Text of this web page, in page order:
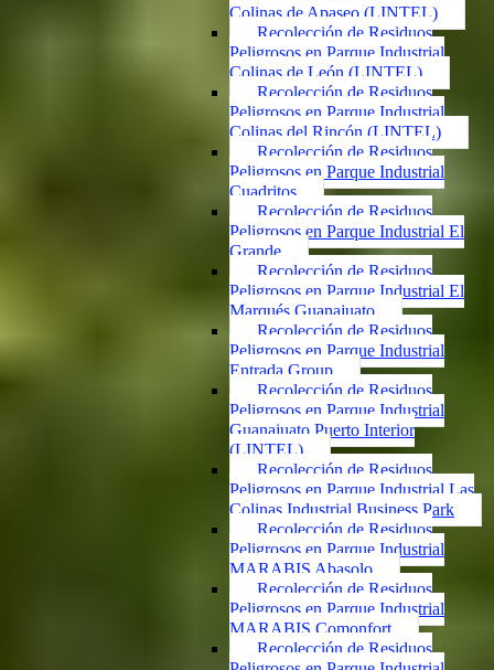
Colinas de Apaseo (LINTEL)
Recolección de Residuos
Peligrosos en Parque Industrial
Colinas de León (LINTEL)
Recolección de Residuos
Peligrosos en Parque Industrial
Colinas del Rincón (LINTEL)
Recolección de Residuos
Peligrosos en Parque Industrial
Cuadritos
Recolección de Residuos
Peligrosos en Parque Industrial El
Grande
Recolección de Residuos
Peligrosos en Parque Industrial El
Marqués Guanajuato
Recolección de Residuos
Peligrosos en Parque Industrial
Entrada Group
Recolección de Residuos
Peligrosos en Parque Industrial
Guanajuato Puerto Interior
(LINTEL)
Recolección de Residuos
Peligrosos en Parque Industrial Las
Colinas Industrial Business Park
Recolección de Residuos
Peligrosos en Parque Industrial
MARABIS Abasolo
Recolección de Residuos
Peligrosos en Parque Industrial
MARABIS Comonfort
Recolección de Residuos